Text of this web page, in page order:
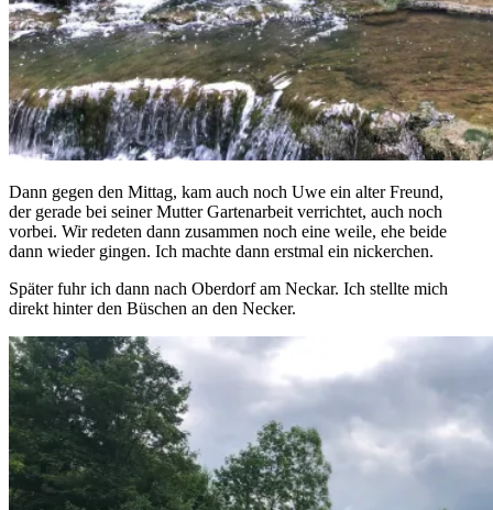
Dann gegen den Mittag, kam auch noch Uwe ein alter Freund,
der gerade bei seiner Mutter Gartenarbeit verrichtet, auch noch
vorbei. Wir redeten dann zusammen noch eine weile, ehe beide
dann wieder gingen. Ich machte dann erstmal ein nickerchen.
Später fuhr ich dann nach Oberdorf am Neckar. Ich stellte mich
direkt hinter den Büschen an den Necker.